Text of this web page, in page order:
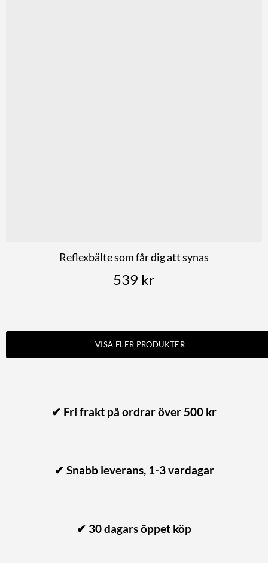
Reflexbälte som får dig att synas
539 kr
VISA FLER PRODUKTER
✔ Fri frakt på ordrar över 500 kr
✔ Snabb leverans, 1-3 vardagar
✔ 30 dagars öppet köp